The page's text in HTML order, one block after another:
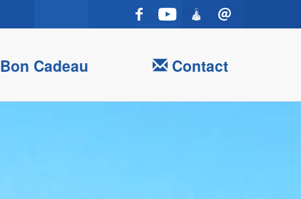
Bon Cadeau Contact